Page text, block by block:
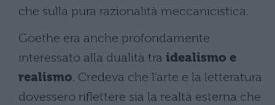
che sulla pura razionalità meccanicistica.
Goethe era anche profondamente
interessato alla dualità tra idealismo e
realismo. Credeva che l’arte e la letteratura
dovessero riflettere sia la realtà esterna che